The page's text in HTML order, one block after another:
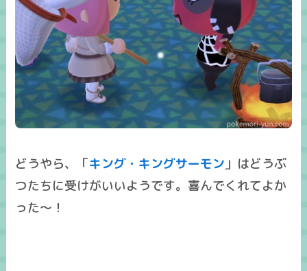
どうやら、「キング・キングサーモン 」はどうぶ
つたちに受けがいいようです。喜んでくれてよか
った～！